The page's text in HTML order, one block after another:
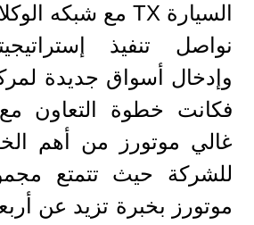
نواصل تنفيذ
وإدخال أسواق جديدة
فكانت خطوة التعاون
غالي موتورز من أهم
للشركة حيث تتمتع
موتورز بخبرة تزيد عن